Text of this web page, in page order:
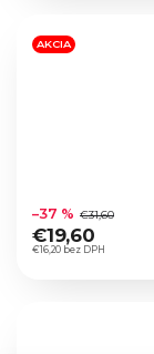
hviezdičiek.
AKCIA
hodnotenie
produktu
je
€16,20 bez DPH
–37 % €31,60
€19,60